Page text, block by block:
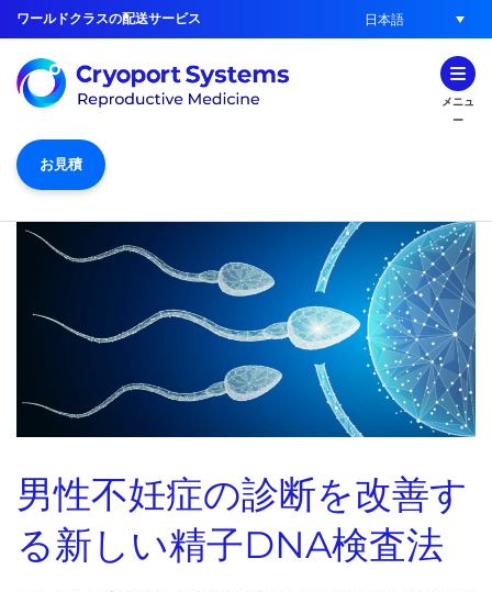
ワールドクラスの配送サービス 日本語
メニュ
ー
お見積
男性不妊症の診断を改善す
る新しい精子DNA検査法